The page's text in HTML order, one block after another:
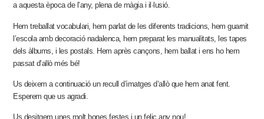
a aquesta època de l’any, plena de màgia i il·lusió.
Hem treballat vocabulari, hem parlat de les diferents tradicions, hem guarnit
l’escola amb decoració nadalenca, hem preparat les manualitats, les tapes
dels àlbums, i les postals. Hem après cançons, hem ballat i ens ho hem
passat d’allò més bé!
Us deixem a continuació un recull d’imatges d’allò que hem anat fent.
Esperem que us agradi.
Us desitgem unes molt bones festes i un feliç any nou!